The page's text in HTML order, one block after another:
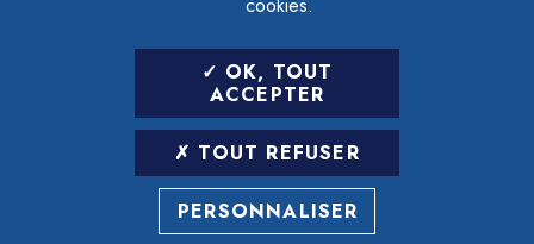
OK, TOUT
ACCEPTER
TOUT REFUSER
PERSONNALISER
LETTRE D'INFORMATION
SAISIR VOTRE ADRESSE E-MAIL
POUR VOUS INSCRIRE :
ARCHIVES DÉSINSCRIPTION